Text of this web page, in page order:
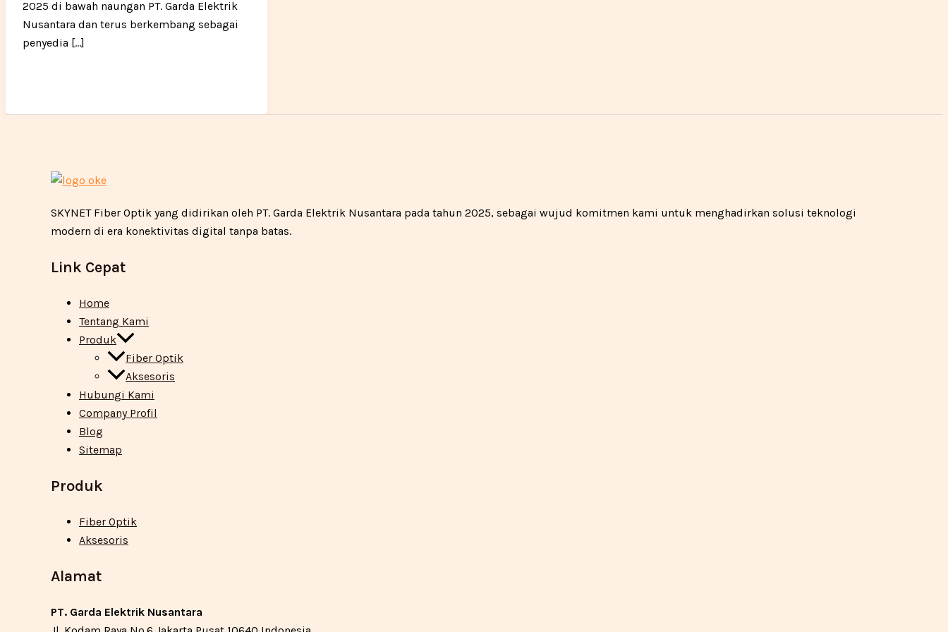
2025 di bawah naungan PT. Garda Elektrik
Nusantara dan terus berkembang sebagai
penyedia […]
SKYNET Fiber Optik yang didirikan oleh PT. Garda Elektrik Nusantara pada tahun 2025, sebagai wujud komitmen kami untuk menghadirkan solusi teknologi
modern di era konektivitas digital tanpa batas.
Link Cepat
Home
Tentang Kami
Produk
Fiber Optik
Aksesoris
Hubungi Kami
Company Profil
Blog
Sitemap
Produk
Fiber Optik
Aksesoris
Alamat
PT. Garda Elektrik Nusantara